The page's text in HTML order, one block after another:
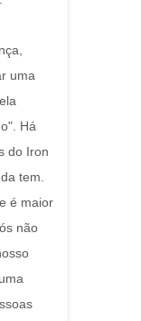
uma
Há
do Iron
tem.
é maior
não